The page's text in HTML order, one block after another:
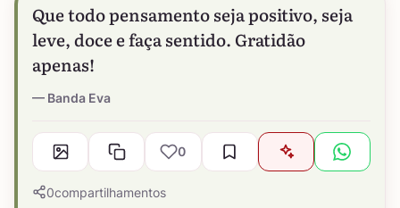
Que todo pensamento seja positivo, seja
leve, doce e faça sentido. Gratidão
apenas!
Banda Eva
0
0compartilhamentos